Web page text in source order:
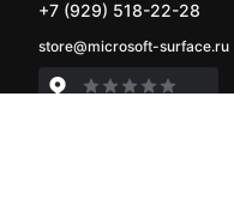
+7 (929) 518-22-28
store@microsoft-surface.ru